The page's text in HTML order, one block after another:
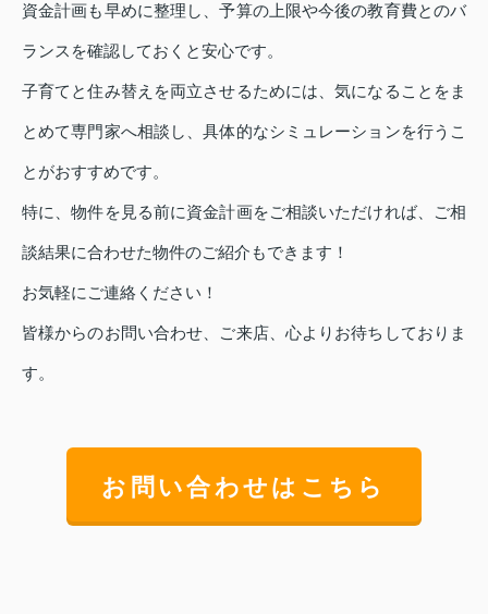
資金計画も早めに整理し、予算の上限や今後の教育費とのバ
ランスを確認しておくと安心です。
子育てと住み替えを両立させるためには、気になることをま
とめて専門家へ相談し、具体的なシミュレーションを行うこ
とがおすすめです。
特に、物件を見る前に資金計画をご相談いただければ、ご相
談結果に合わせた物件のご紹介もできます！
お気軽にご連絡ください！
皆様からのお問い合わせ、ご来店、心よりお待ちしておりま
す。
お問い合わせはこちら